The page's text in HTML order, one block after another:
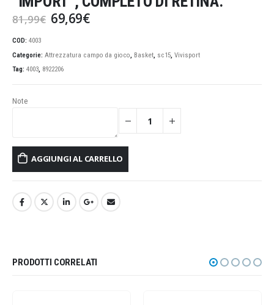
81,99€ Il
prezzo
era:
81,99€.
69,69€Il
è:
COD: 4003
Categorie: Attrezzatura campo da gioco, Basket, sc15, Vivisport
Tag: 4003, 8922206
Note
AGGIUNGI AL CARRELLO
PRODOTTI CORRELATI